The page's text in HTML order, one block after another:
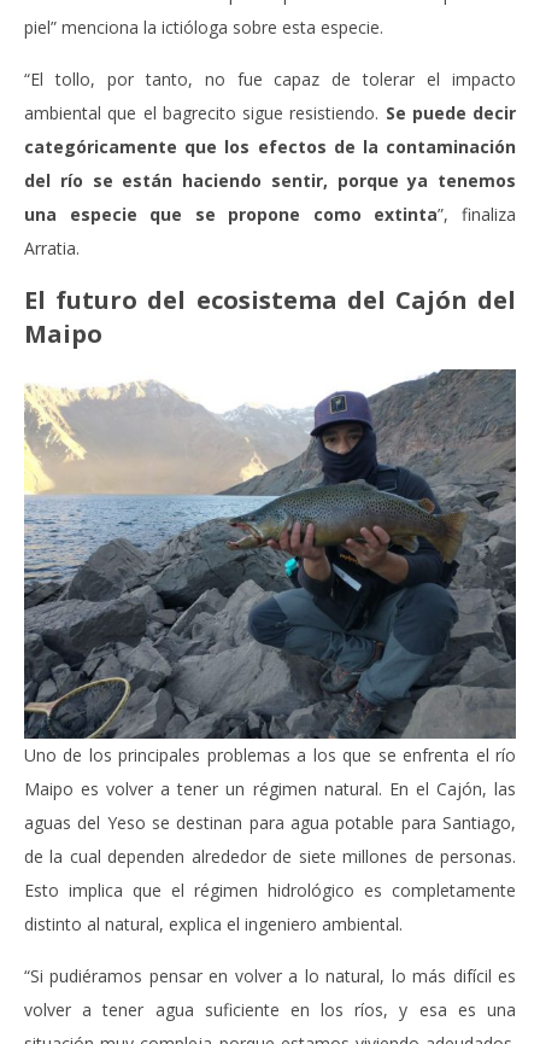
piel” menciona la ictióloga sobre esta especie.
“El tollo, por tanto, no fue capaz de tolerar el impacto
ambiental que el bagrecito sigue resistiendo. Se puede decir
categóricamente que los efectos de la contaminación
del río se están haciendo sentir, porque ya tenemos
una especie que se propone como extinta”, finaliza
Arratia.
El futuro del ecosistema del Cajón del
Maipo
Uno de los principales problemas a los que se enfrenta el río
Maipo es volver a tener un régimen natural. En el Cajón, las
aguas del Yeso se destinan para agua potable para Santiago,
de la cual dependen alrededor de siete millones de personas.
Esto implica que el régimen hidrológico es completamente
distinto al natural, explica el ingeniero ambiental.
“Si pudiéramos pensar en volver a lo natural, lo más difícil es
volver a tener agua suficiente en los ríos, y esa es una